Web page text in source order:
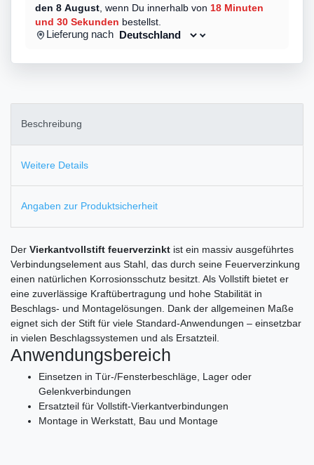
den 8 August wenn Du innerhalb von 18 Minuten
und 30 Sekunden bestellst.
Lieferung nach
Beschreibung
Weitere Details
Angaben zur Produktsicherheit
Der Vierkantvollstift feuerverzinkt ist ein massiv ausgeführtes
Verbindungselement aus Stahl, das durch seine Feuerverzinkung
einen natürlichen Korrosionsschutz besitzt. Als Vollstift bietet er
eine zuverlässige Kraftübertragung und hohe Stabilität in
Beschlags- und Montagelösungen. Dank der allgemeinen Maße
eignet sich der Stift für viele Standard-Anwendungen – einsetzbar
in vielen Beschlagssystemen und als Ersatzteil.
Anwendungsbereich
Einsetzen in Tür-/Fensterbeschläge, Lager oder
Gelenkverbindungen
Ersatzteil für Vollstift-Vierkantverbindungen
Montage in Werkstatt, Bau und Montage